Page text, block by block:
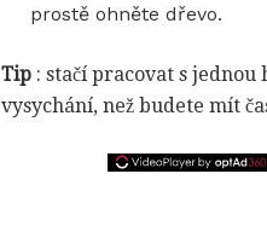
prostě ohněte dřevo.
Tip : stačí pracovat s
vysychání, než budete mít